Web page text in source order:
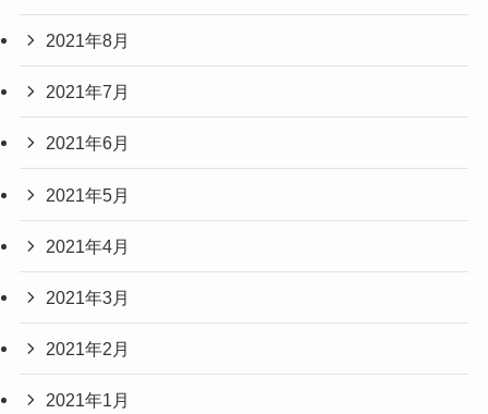
2021年8月
2021年7月
2021年6月
2021年5月
2021年4月
2021年3月
2021年2月
2021年1月